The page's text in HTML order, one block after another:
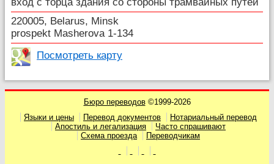
220005, Belarus, Minsk
prospekt Masherova 1-134
Посмотреть карту
Бюро переводов ©1999-2026
Языки и цены
Перевод документов
Нотариальный перевод
Апостиль и легализация
Часто спрашивают
Схема проезда
Переводчикам